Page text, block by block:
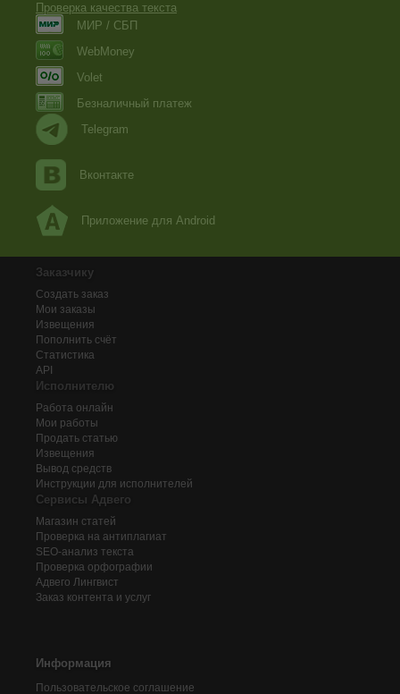
Проверка качества текста
МИР / СБП
WebMoney
Volet
Безналичный платеж
Telegram
Вконтакте
Приложение для Android
Заказчику
Создать заказ
Мои заказы
Извещения
Пополнить счёт
Статистика
API
Исполнителю
Работа онлайн
Мои работы
Продать статью
Извещения
Вывод средств
Инструкции для исполнителей
Сервисы Адвего
Магазин статей
Проверка на антиплагиат
SEO-анализ текста
Проверка орфографии
Адвего Лингвист
Заказ контента и услуг
Информация
Пользовательское соглашение